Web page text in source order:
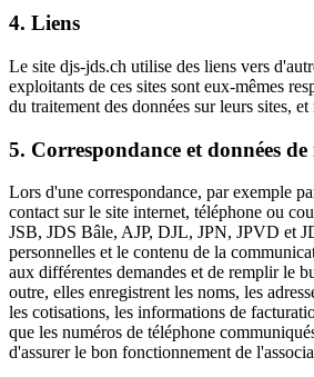
4. Liens
Le site djs-jds.ch utilise des liens vers
exploitants de ces sites sont eux-mêmes
du traitement des données sur leurs sites,
5. Correspondance et données de
Lors d'une correspondance, par exemple
contact sur le site internet, téléphone ou
JSB, JDS Bâle, AJP, DJL, JPN, JPVD et
personnelles et le contenu de la
aux différentes demandes et de remplir le
outre, elles enregistrent les noms, les
les cotisations, les informations de
que les numéros de téléphone
d'assurer le bon fonctionnement de